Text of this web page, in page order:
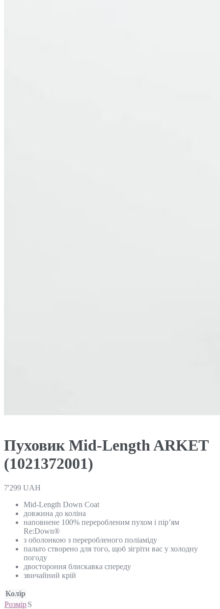
Пуховик Mid-Length ARKET
(1021372001)
7'299 UAH
Mid-Length Down Coat
довжина до коліна
наповнене 100% переробленим пухом і пір’ям
Re:Down®
з оболонкою з переробленого поліаміду
пальто створено для того, щоб зігріти вас у холодну
погоду
двостороння блискавка спереду
звичайний крій
Колір
РозмірS